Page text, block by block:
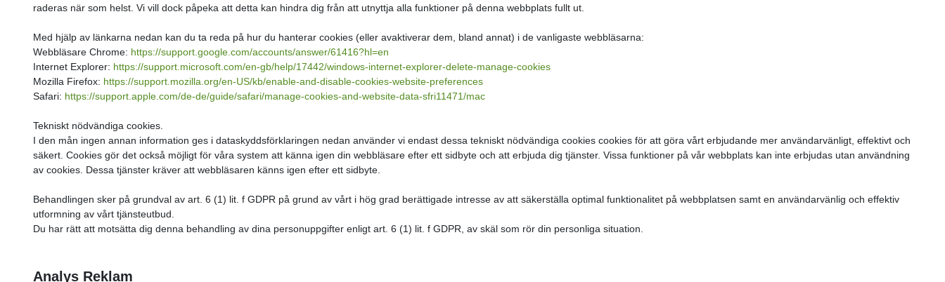
raderas när som helst. Vi vill dock påpeka att detta kan hindra dig från att utnyttja alla funktioner på denna webbplats fullt ut.
Med hjälp av länkarna nedan kan du ta reda på hur du hanterar cookies (eller avaktiverar dem, bland annat) i de vanligaste webbläsarna:
Webbläsare Chrome: https://support.google.com/accounts/answer/61416?hl=en
Internet Explorer: https://support.microsoft.com/en-gb/help/17442/windows-internet-explorer-delete-manage-cookies
Mozilla Firefox: https://support.mozilla.org/en-US/kb/enable-and-disable-cookies-website-preferences
Safari: https://support.apple.com/de-de/guide/safari/manage-cookies-and-website-data-sfri11471/mac
Tekniskt nödvändiga cookies.
I den mån ingen annan information ges i dataskyddsförklaringen nedan använder vi endast dessa tekniskt nödvändiga cookies cookies för att göra vårt erbjudande mer användarvänligt, effektivt och
säkert. Cookies gör det också möjligt för våra system att känna igen din webbläsare efter ett sidbyte och att erbjuda dig tjänster. Vissa funktioner på vår webbplats kan inte erbjudas utan användning
av cookies. Dessa tjänster kräver att webbläsaren känns igen efter ett sidbyte.
Behandlingen sker på grundval av art. 6 (1) lit. f GDPR på grund av vårt i hög grad berättigade intresse av att säkerställa optimal funktionalitet på webbplatsen samt en användarvänlig och effektiv
utformning av vårt tjänsteutbud.
Du har rätt att motsätta dig denna behandling av dina personuppgifter enligt art. 6 (1) lit. f GDPR, av skäl som rör din personliga situation.
Analys Reklam